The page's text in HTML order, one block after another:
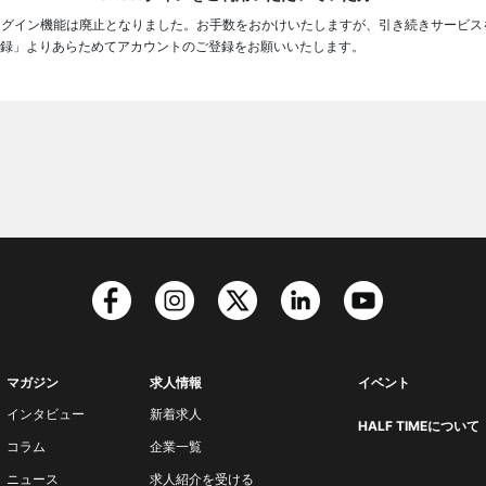
イン機能は廃止となりました。お手数をおかけいたしますが、引き続きサービス
」よりあらためてアカウントのご登録をお願いいたします。
マガジン
インタビュー
コラム
ニュース
求人情報
新着求人
企業一覧
求人紹介を受ける
イベント
HALF TIMEについて